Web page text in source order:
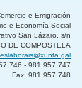
e Emigración
e Economía Social
San Lázaro, s/n
DE COMPOSTELA
746 - 981 957 747
Fax: 981 957 748